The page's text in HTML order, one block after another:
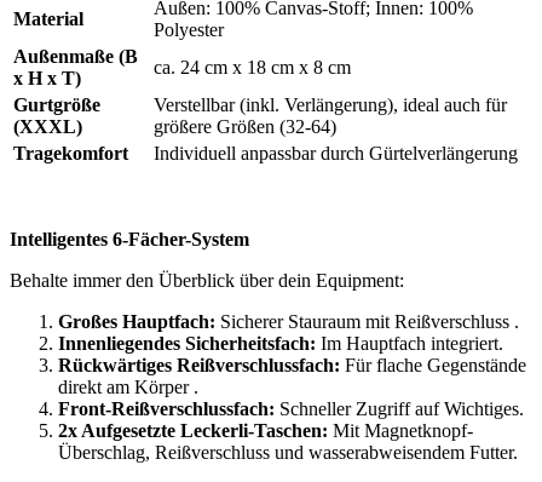
Material
Außen: 100% Canvas-Stoff; Innen: 100%
Polyester
Außenmaße (B
x H x T)
ca. 24 cm x 18 cm x 8 cm
Gurtgröße
(XXXL)
Verstellbar (inkl. Verlängerung), ideal auch für
größere Größen (32-64)
Tragekomfort
Individuell anpassbar durch Gürtelverlängerung
Intelligentes 6-Fächer-System
Behalte immer den Überblick über dein Equipment:
Großes Hauptfach: Sicherer Stauraum mit Reißverschluss .
Innenliegendes Sicherheitsfach: Im Hauptfach integriert.
Rückwärtiges Reißverschlussfach: Für flache Gegenstände
direkt am Körper .
Front-Reißverschlussfach: Schneller Zugriff auf Wichtiges.
2x Aufgesetzte Leckerli-Taschen: Mit Magnetknopf-
Überschlag, Reißverschluss und wasserabweisendem Futter.